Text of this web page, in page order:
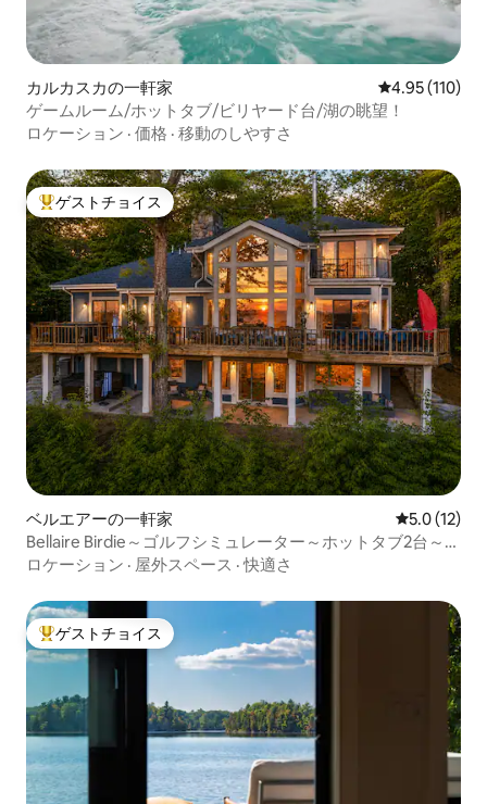
カルカスカの一軒家 レビュー110
4.95 (110)
ゲームルーム/ホットタブ/ビリヤード台/湖の眺望！
ロケーション · 価格 · 移動のしやすさ
大好評のゲストチョイスです。
ゲストチョイス
ベルエアーの一軒家 レビュー12
5.0 (12)
Bellaire Birdie～ゴルフシミュレーター～ホットタブ2台～シ
アター
ロケーション · 屋外スペース ·快適さ
大好評のゲストチョイスです。
ゲストチョイス